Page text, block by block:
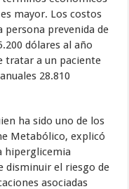
mayor. Los costos
persona prevenida de
dólares al año
tratar a un paciente
28.810
ha sido uno de los
Metabólico, explicó
hiperglicemia
disminuir el riesgo de
asociadas